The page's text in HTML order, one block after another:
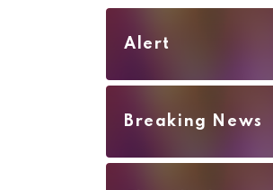
Alert
Breaking News